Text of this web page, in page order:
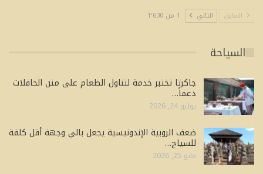
السابق التالي 1 من 1٬630
السياحة
جاكرتا تختبر خدمة لتناول الطعام على متن الحافلات
دعماً…
يوليو 24, 2026
ضعف الروبية الإندونيسية يجعل بالي وجهة أقل كلفة
للسياح…
مايو 25, 2026